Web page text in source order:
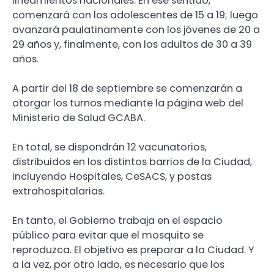
comenzará con los adolescentes de 15 a 19; luego
avanzará paulatinamente con los jóvenes de 20 a
29 años y, finalmente, con los adultos de 30 a 39
años.
A partir del 18 de septiembre se comenzarán a
otorgar los turnos mediante la página web del
Ministerio de Salud GCABA.
En total, se dispondrán 12 vacunatorios,
distribuidos en los distintos barrios de la Ciudad,
incluyendo Hospitales, CeSACS, y postas
extrahospitalarias.
En tanto, el Gobierno trabaja en el espacio
público para evitar que el mosquito se
reproduzca. El objetivo es preparar a la Ciudad. Y
a la vez, por otro lado, es necesario que los